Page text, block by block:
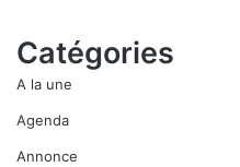
Catégories
A la une
Agenda
Annonce